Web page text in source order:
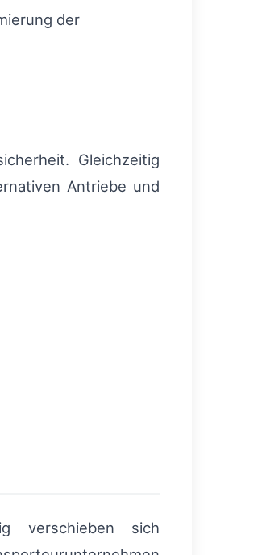
der
Gleichzeitig
Antriebe und
verschieben sich